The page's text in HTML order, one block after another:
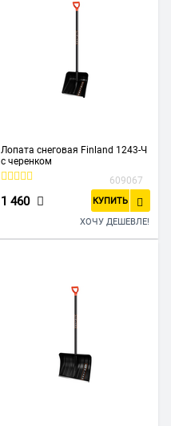
Лопата снеговая Finland 1243-Ч
с черенком
609067
1 460 КУПИТЬ
ХОЧУ ДЕШЕВЛЕ!